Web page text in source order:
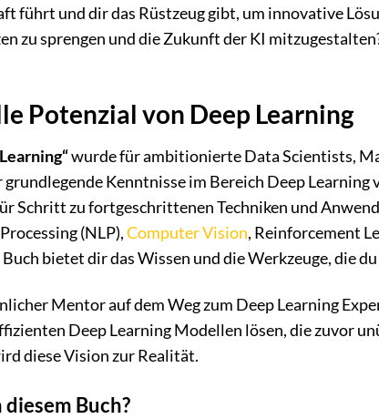
führt und dir das Rüstzeug gibt, um innovative
zu sprengen und die Zukunft der KI
Potenzial von Deep Learning
wurde für ambitionierte Data Scientists,
Kenntnisse im Bereich Deep Learning
Schritt zu fortgeschrittenen Techniken und
(NLP),ComputerVision, Reinforcement
bietet dir das Wissen und die Werkzeuge, die
Mentor auf dem Weg zum Deep Learning
Deep Learning Modellen lösen, die zuvor
diese Vision zur Realität.
Buch?